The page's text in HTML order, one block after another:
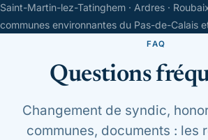
Saint-Martin-lez-Tatinghem · Ardres ·
communes environnantes du Pas-de-Calais
FAQ
Questions
Changement de syndic,
communes, documents : les